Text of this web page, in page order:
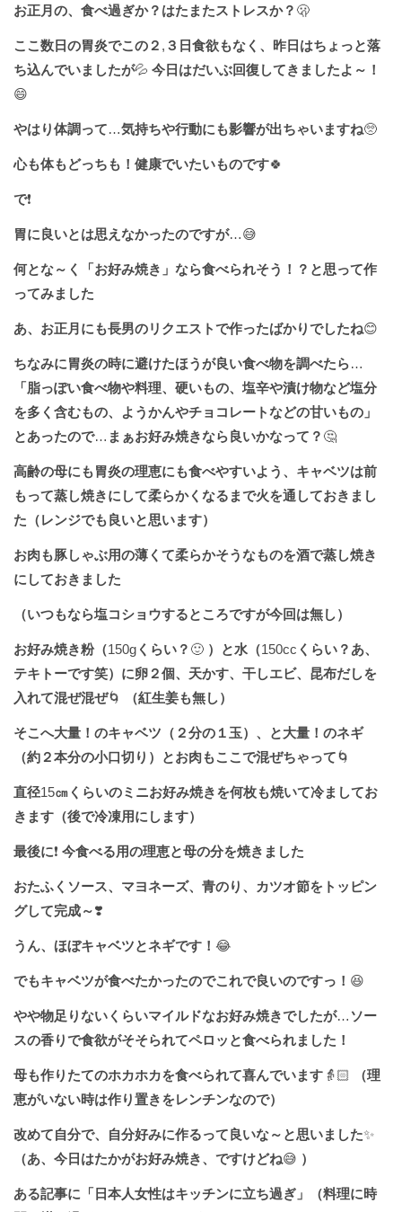
お正月の、食べ過ぎか？はたまたストレスか？ 🫢
ここ数日の胃炎でこの２ , ３日食欲もなく、昨日はちょっと落
ち込んでいましたが💦 今日はだいぶ回復してきましたよ～！
😄
やはり体調って…気持ちや行動にも影響が出ちゃいますね🥺
心も体もどっちも！健康でいたいものです🍀
で❗️
胃に良いとは思えなかったのですが…😅
何とな～く「お好み焼き」なら食べられそう！？と思って作
ってみました
あ、お正月にも長男のリクエストで作ったばかりでしたね😊
ちなみに胃炎の時に避けたほうが良い食べ物を調べたら…
「脂っぽい食べ物や料理、硬いもの、塩辛や漬け物など塩分
を多く含むもの、ようかんやチョコレートなどの甘いもの」
とあったので… まぁお好み焼きなら良いかなって？ 🤔
高齢の母にも胃炎の理恵にも食べやすいよう、キャベツは前
もって蒸し焼きにして柔らかくなるまで火を通しておきまし
た（レンジでも良いと思います）
お肉も豚しゃぶ用の薄くて柔らかそうなものを酒で蒸し焼き
にしておきました
（いつもなら塩コショウするところですが今回は無し）
お好み焼き粉（150g くらい？ 🙂 ）と水（150cc くらい？あ、
テキトーです笑）に卵２個、天かす、干しエビ、昆布だしを
入れて混ぜ混ぜ🌀 （紅生姜も無し）
そこへ大量！のキャベツ（２分の１玉）、と大量！のネギ
（約２本分の小口切り）とお肉もここで混ぜちゃって🌀
直径15㎝くらいのミニお好み焼きを何枚も焼いて冷ましてお
きます（後で冷凍用にします）
最後に❗️ 今食べる用の理恵と母の分を焼きました
おたふくソース、マヨネーズ、青のり、カツオ節をトッピン
グして完成～❣️
うん、ほぼキャベツとネギです！ 😂
でもキャベツが食べたかったのでこれで良いのですっ！ 😆
やや物足りないくらいマイルドなお好み焼きでしたが… ソー
スの香りで食欲がそそられてペロッと食べられました！
母も作りたてのホカホカを食べられて喜んでいます 👵🏻
（理
恵がいない時は作り置きをレンチンなので）
改めて自分で、自分好みに作るって良いな～と思いました✨
（あ、今日はたかがお好み焼き、ですけどね😅 ）
ある記事に「日本人女性はキッチンに立ち過ぎ」（料理に時